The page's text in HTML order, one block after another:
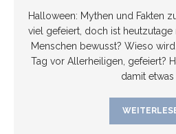
Halloween: Mythen und Fakten
viel gefeiert, doch ist
Menschen bewusst? Wieso
Tag vor Allerheiligen, gefeiert?
damit etwas